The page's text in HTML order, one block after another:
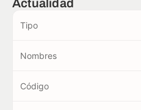
Actualidad
Tipo
Nombres
Código